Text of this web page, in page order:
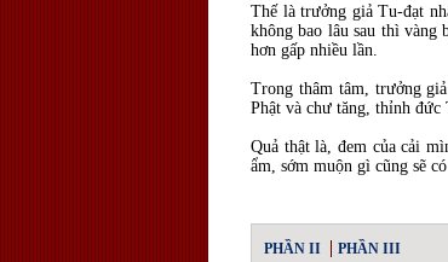
Thế là trưởng giả Tu-đạt
không bao lâu sau thì
hơn gấp nhiều lần.
Trong thâm tâm, trưởng
Phật và chư tăng, thỉnh
Quả thật là, đem của cải
ẩm, sớm muộn gì cũng sẽ
PHẦN II PHẦN III